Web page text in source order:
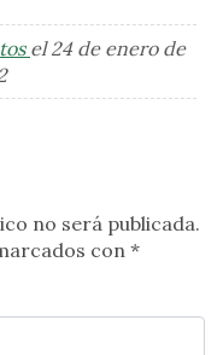
el 24 de enero de
no será publicada.
con *